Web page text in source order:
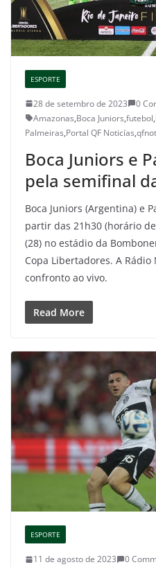
ESPORTE
28 de setembro de 2023
0
Amazonas,Boca Juniors,futebol,
Palmeiras,Portal QF Noticías,
Boca Juniors e
pela semifinal
Boca Juniors (Argentina) e
partir das 21h30 (horário
(28) no estádio da
Copa Libertadores. A
confronto ao vivo.
Read More
ESPORTE
11 de agosto de 2023
0